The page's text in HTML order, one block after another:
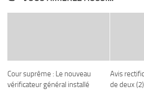
Cour suprême : Le nouveau
vérificateur général installé
Avis
de deux